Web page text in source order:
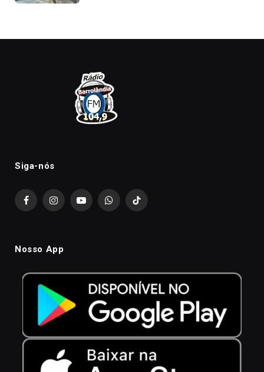
Siga-nós
FacebookInstagramYouTubeWhatsAppTikTok
Nosso App